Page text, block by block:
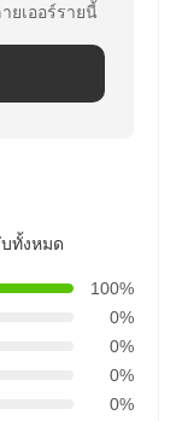
ยเออร์รายนี้
ทั้งหมด
100%
0%
0%
0%
0%